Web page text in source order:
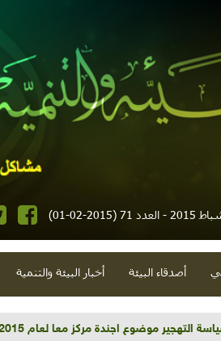
- العدد 71 (2015-02-01)
أصدقاء البيئة أخبار البيئة والتنمية
الأطعمة: البابونج والشومر واليانسون